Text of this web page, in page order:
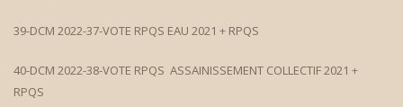
39-DCM 2022-37-VOTE RPQS EAU 2021 + RPQS
40-DCM 2022-38-VOTE RPQS ASSAINISSEMENT COLLECTIF 2021 +
RPQS